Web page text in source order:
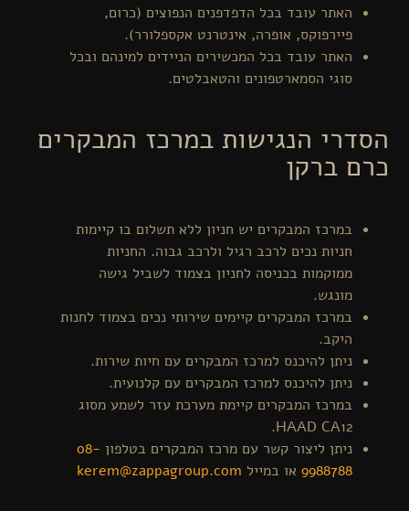
האתר עובד בכל הדפדפנים הנפוצים (כרום,
פיירפוקס, אופרה, אינטרנט אקספלורר).
האתר עובד בכל המכשירים הניידים למינהם ובכל
סוגי הסמארטפונים והטאבלטים.
הסדרי הנגישות במרכז המבקרים
כרם ברקן
במרכז המבקרים יש חניון ללא תשלום בו קיימות
חניות נכים לרכב רגיל ולרכב גבוה. החניות
ממוקמות בכניסה לחניון בצמוד לשביל גישה
מונגש.
במרכז המבקרים קיימים שירותי נכים בצמוד לחנות
היקב.
ניתן להיכנס למרכז המבקרים עם חיות שירות.
ניתן להיכנס למרכז המבקרים עם קלנועית.
במרכז המבקרים קיימת מערכת עזר לשמע מסוג
HAAD CA12.
ניתן ליצור קשר עם מרכז המבקרים בטלפון 08-
9988788 או במייל kerem@zappagroup.com